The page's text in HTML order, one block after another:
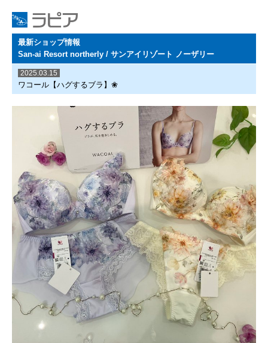
最新ショップ情報
San-ai Resort northerly / サンアイリゾート ノーザリー
2025.03.15
ワコール【ハグするブラ】❀